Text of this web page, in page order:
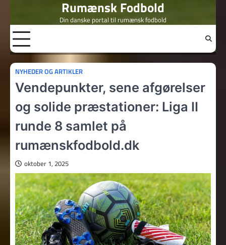
content
Rumænsk Fodbold
Din danske portal til rumænsk fodbold
NYHEDER OG ARTIKLER
Vendepunkter, sene afgørelser
og solide præstationer: Liga II
runde 8 samlet på
rumænskfodbold.dk
oktober 1, 2025